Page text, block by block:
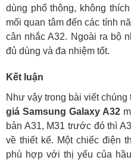
dùng phổ thông, không
mối quan tâm đến các tính
cân nhắc A32. Ngoài ra bộ
đủ dùng và đa nhiệm tốt.
Kết luận
Như vậy trong bài viết
giá Samsung Galaxy A32
bản A31, M31 trước đó thì
về thiết kế. Một chiếc điện
phù hợp với thị yếu của